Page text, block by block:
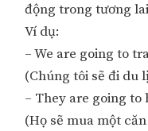
động trong tương
Ví dụ:
– We are going to
(Chúng tôi sẽ đi du
– They are going to
(Họ sẽ mua một